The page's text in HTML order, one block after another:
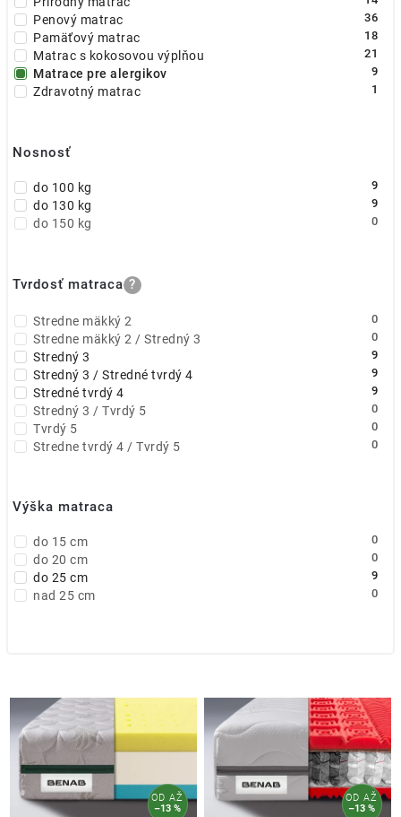
Penový matrac 36
Pamäťový matrac 18
Matrac s kokosovou výplňou 21
Matrace pre alergikov 9
Zdravotný matrac 1
Nosnosť
do 100 kg 9
do 130 kg 9
do 150 kg 0
Tvrdosť matraca ?
Stredne mäkký 2 0
Stredne mäkký 2 / Stredný 3 0
Stredný 3 9
Stredný 3 / Stredné tvrdý 4 9
Stredné tvrdý 4 9
Stredný 3 / Tvrdý 5 0
Tvrdý 5 0
Stredne tvrdý 4 / Tvrdý 5 0
Výška matraca
do 15 cm 0
do 20 cm 0
do 25 cm 9
nad 25 cm 0
ODAŽ
–13 %
ODAŽ
–13 %